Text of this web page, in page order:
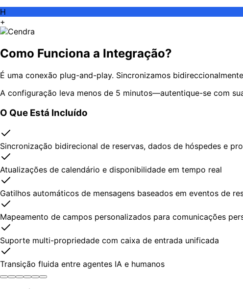
H
+
Como Funciona a Integração?
É uma conexão plug-and-play. Sincronizamos
A configuração leva menos de 5 minutos—autentique-se com
O Que Está Incluído
Sincronização bidirecional de reservas, dados de hóspedes e
Atualizações de calendário e disponibilidade em tempo real
Gatilhos automáticos de mensagens baseados em eventos de
Mapeamento de campos personalizados para comunicações
Suporte multi-propriedade com caixa de entrada unificada
Transição fluida entre agentes IA e humanos